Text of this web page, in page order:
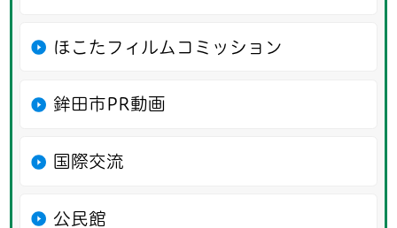
ほこたフィルムコミッション
鉾田市PR動画
国際交流
公民館